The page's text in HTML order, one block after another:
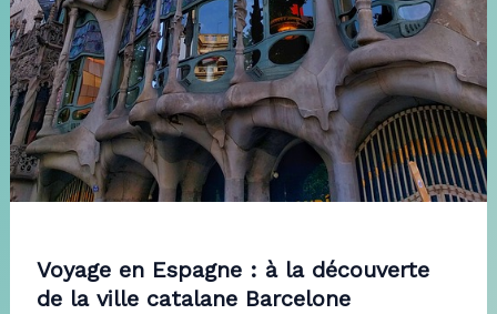
Voyage en Espagne : à la découverte
de la ville catalane Barcelone